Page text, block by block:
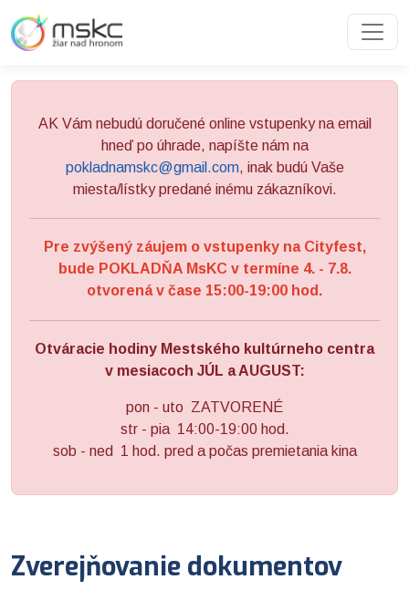
AK Vám nebudú doručené online vstupenky na email
hneď po úhrade, napíšte nám na
pokladnamskc@gmail.com, inak budú Vaše
miesta/lístky predané inému zákazníkovi.
Pre zvýšený záujem o vstupenky na Cityfest,
bude POKLADŇA MsKC v termíne 4. - 7.8.
otvorená v čase 15:00-19:00 hod.
Otváracie hodiny Mestského kultúrneho centra
v mesiacoch JÚL a AUGUST:
pon - uto ZATVORENÉ
str - pia 14:00-19:00 hod.
sob - ned 1 hod. pred a počas premietania kina
Zverejňovanie dokumentov